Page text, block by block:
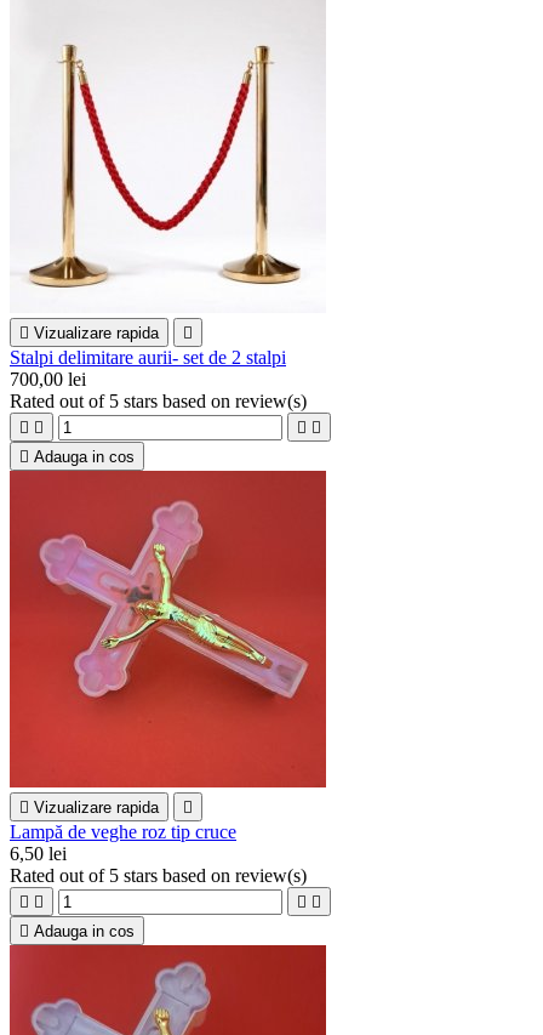
 Vizualizare rapida 
Stalpi delimitare aurii- set de 2 stalpi
700,00 lei
Rated out of 5 stars based on review(s)
   
 Adauga in cos
 Vizualizare rapida 
Lampă de veghe roz tip cruce
6,50 lei
Rated out of 5 stars based on review(s)
   
 Adauga in cos